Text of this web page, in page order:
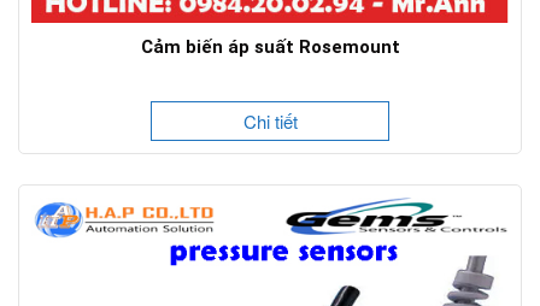
Cảm biến áp suất Rosemount
Chi tiết